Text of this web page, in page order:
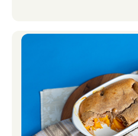
amor por el
. Con
verano aquí,
paletas heladas
para un regalo
receta simple que
sola. Le permite
una receta, las